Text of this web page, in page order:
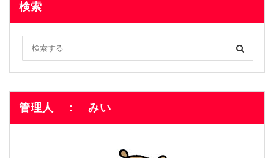
検索
管理人 ： みい